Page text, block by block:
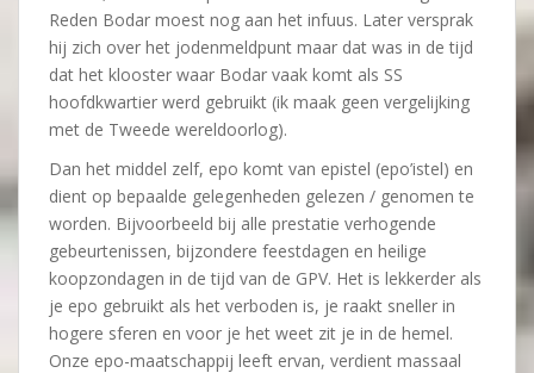
Reden Bodar moest nog aan het infuus. Later versprak
hij zich over het jodenmeldpunt maar dat was in de tijd
dat het klooster waar Bodar vaak komt als SS
hoofdkwartier werd gebruikt (ik maak geen vergelijking
met de Tweede wereldoorlog).
Dan het middel zelf, epo komt van epistel (epo’istel) en
dient op bepaalde gelegenheden gelezen / genomen te
worden. Bijvoorbeeld bij alle prestatie verhogende
gebeurtenissen, bijzondere feestdagen en heilige
koopzondagen in de tijd van de GPV. Het is lekkerder als
je epo gebruikt als het verboden is, je raakt sneller in
hogere sferen en voor je het weet zit je in de hemel.
Onze epo-maatschappij leeft ervan, verdient massaal